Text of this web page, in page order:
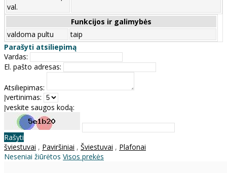
val.
Funkcijos ir galimybės
valdoma pultu
taip
Parašyti atsiliepimą
Vardas:
El. pašto adresas:
Atsiliepimas:
Įvertinimas:
Įveskite saugos kodą:
Rašyti
šviestuvai , Paviršiniai , Šviestuvai , Plafonai
Neseniai žiūrėtos Visos prekės